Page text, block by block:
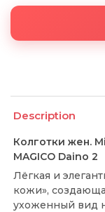
Description
Колготки жен.
MAGICO Daino 2
Лёгкая и
кожи»,
ухоженный вид